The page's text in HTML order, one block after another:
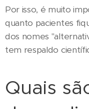
Por isso, é muito
quanto pacientes
dos nomes
tem respaldo
Quais